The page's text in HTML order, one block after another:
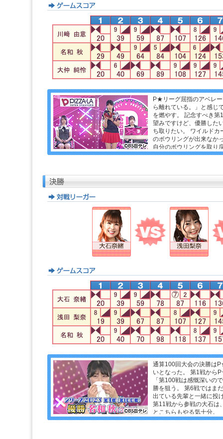
P★リーグ屈指のアベレ
ら離れている。」と感じ
を燃やす。 記念すべき
望みですけど、優勝した
ち取りたい。 ワイルド
のボウリングが出来なか
自分のボウリングを取り
通算100回大会の決勝は
いとなった。 第1戦から
「第100戦は感慨深いの
勝を狙う。 第6戦ではま
出ている先輩と一緒に投
第11戦から参戦の大石は
とこちらもやる気十分。